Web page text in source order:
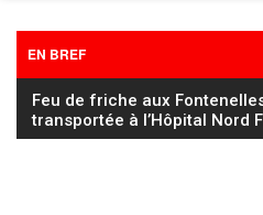
EN BREF
Feu de friche aux
transportée à l’Hôpital Nord